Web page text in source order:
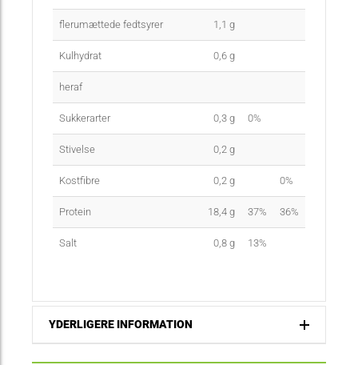
flerumættede fedtsyrer 1,1 g
Kulhydrat 0,6 g
heraf
Sukkerarter 0,3 g 0%
Stivelse 0,2 g
Kostfibre 0,2 g 0%
Protein 18,4 g 37% 36%
Salt 0,8 g 13%
YDERLIGERE INFORMATION